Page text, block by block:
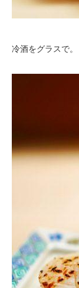
冷酒をグラスで。